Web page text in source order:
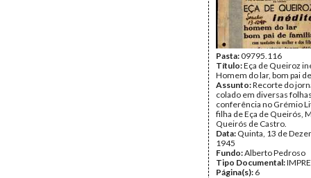
Pasta:09795.116
Título:Eça de Queiroz
Homem do lar, bom pai
Assunto:Recorte do
colado em diversas
conferência no Grémio
filha de Eça de Queirós,
Queirós de Castro.
Data: Quinta, 13 de
1945
Fundo:Alberto Pedroso
Tipo Documental:
Página(s): 6